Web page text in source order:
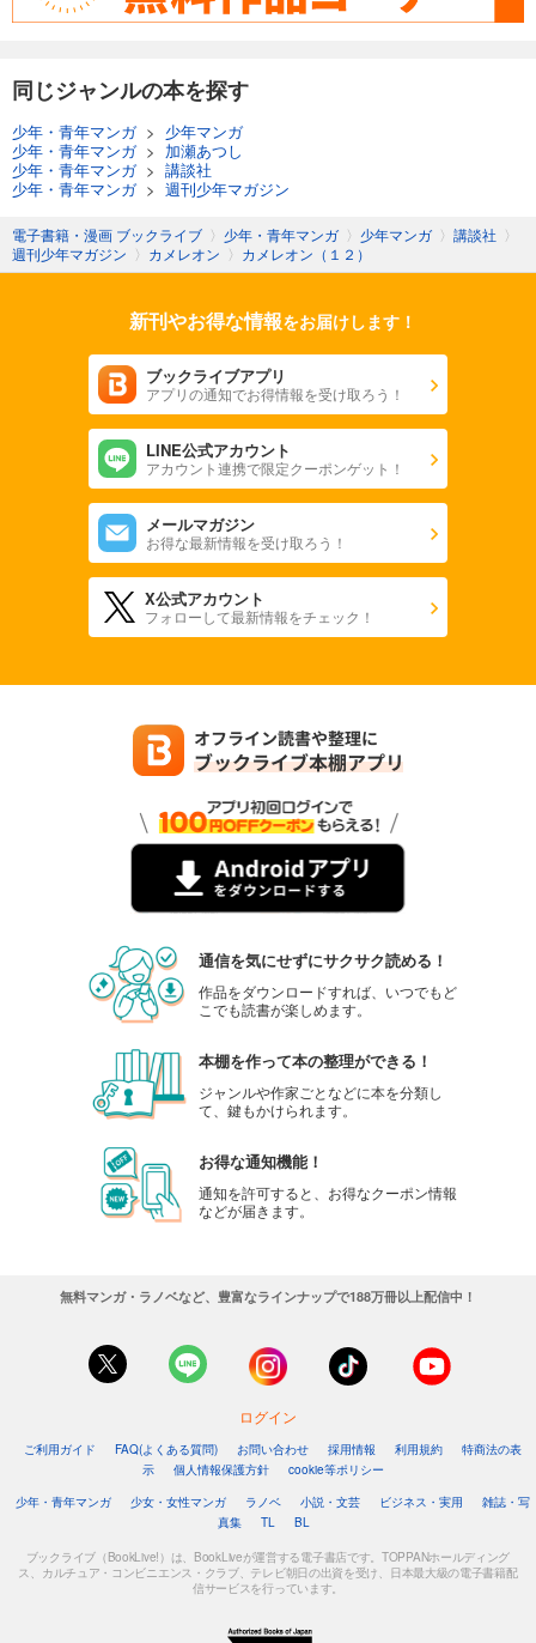
同じジャンルの本を探す
少年・青年マンガ> 少年マンガ
少年・青年マンガ> 加瀬あつし
少年・青年マンガ> 講談社
少年・青年マンガ> 週刊少年マガジン
電子書籍・漫画 ブックライブ 〉 少年・青年マンガ 〉 少年マンガ 〉 講談社 〉
週刊少年マガジン 〉 カメレオン 〉 カメレオン（１２）
新刊やお得な情報をお届けします！
ブックライブアプリ
アプリの通知でお得情報を受け取ろう！
LINE公式アカウント
アカウント連携で限定クーポンゲット！
メールマガジン
お得な最新情報を受け取ろう！
X公式アカウント
フォローして最新情報をチェック！
通信を気にせずにサクサク読める！
作品をダウンロードすれば、いつでもど
こでも読書が楽しめます。
本棚を作って本の整理ができる！
ジャンルや作家ごとなどに本を分類し
て、鍵もかけられます。
お得な通知機能！
通知を許可すると、お得なクーポン情報
などが届きます。
無料マンガ・ラノベなど、豊富なラインナップで188万冊以上配信中！
ログイン
ご利用ガイド FAQ(よくある質問) お問い合わせ 採用情報 利用規約
特商法の表
示
個人情報保護方針
cookie等ポリシー
少年・青年マンガ
少女・女性マンガ ラノベ 小説・文芸 ビジネス・実用
雑誌・写
真集
TL BL
ブックライブ（BookLive!）は、BookLiveが運営する電子書店です。TOPPANホールディング
ス、カルチュア・コンビニエンス・クラブ、テレビ朝日の出資を受け、日本最大級の電子書籍配
信サービスを行っています。